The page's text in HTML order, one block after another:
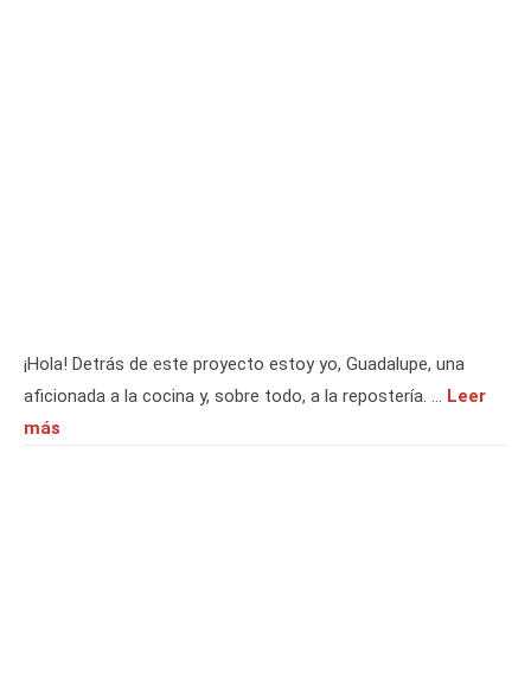
¡Hola! Detrás de este proyecto estoy yo, Guadalupe, una
aficionada a la cocina y, sobre todo, a la repostería. … Leer
más